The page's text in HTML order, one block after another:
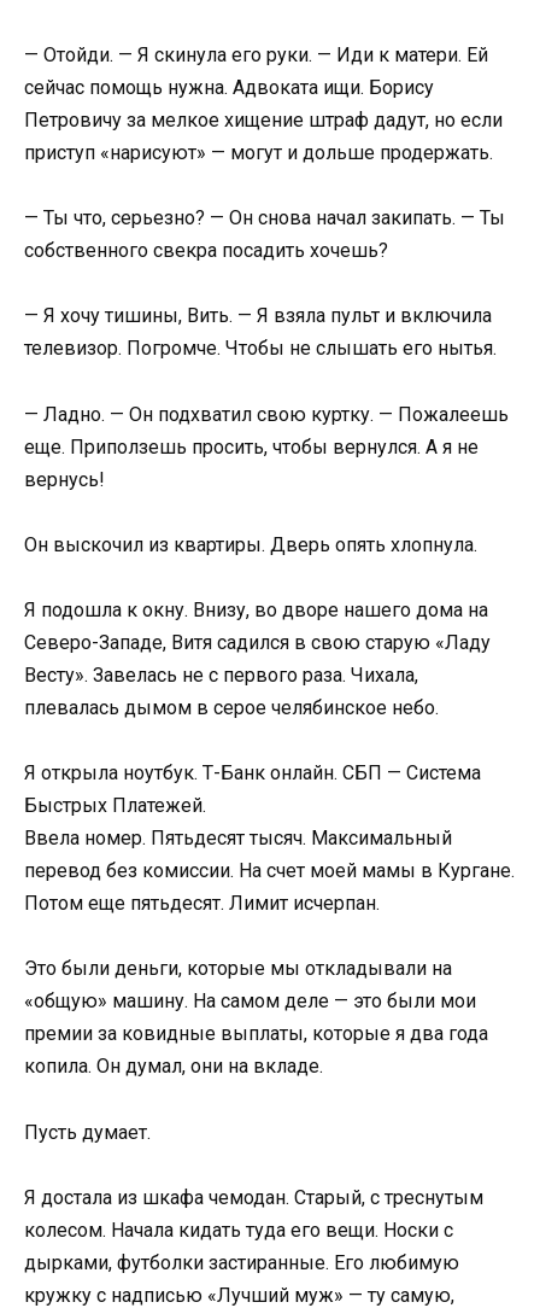
— Отойди. — Я скинула его руки. — Иди к матери. Ей
сейчас помощь нужна. Адвоката ищи. Борису
Петровичу за мелкое хищение штраф дадут, но если
приступ «нарисуют» — могут и дольше продержать.
— Ты что, серьезно? — Он снова начал закипать. — Ты
собственного свекра посадить хочешь?
— Я хочу тишины, Вить. — Я взяла пульт и включила
телевизор. Погромче. Чтобы не слышать его нытья.
— Ладно. — Он подхватил свою куртку. — Пожалеешь
еще. Приползешь просить, чтобы вернулся. А я не
вернусь!
Он выскочил из квартиры. Дверь опять хлопнула.
Я подошла к окну. Внизу, во дворе нашего дома на
Северо-Западе, Витя садился в свою старую «Ладу
Весту». Завелась не с первого раза. Чихала,
плевалась дымом в серое челябинское небо.
Я открыла ноутбук. Т-Банк онлайн. СБП — Система
Быстрых Платежей.
Ввела номер. Пятьдесят тысяч. Максимальный
перевод без комиссии. На счет моей мамы в Кургане.
Потом еще пятьдесят. Лимит исчерпан.
Это были деньги, которые мы откладывали на
«общую» машину. На самом деле — это были мои
премии за ковидные выплаты, которые я два года
копила. Он думал, они на вкладе.
Пусть думает.
Я достала из шкафа чемодан. Старый, с треснутым
колесом. Начала кидать туда его вещи. Носки с
дырками, футболки застиранные. Его любимую
кружку с надписью «Лучший муж» — ту самую,